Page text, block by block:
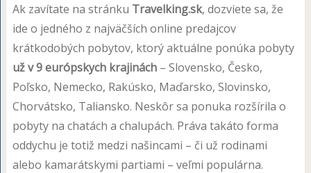
Ak zavítate na stránku Travelking.sk, dozviete sa, že
ide o jedného z najväčších online predajcov
krátkodobých pobytov, ktorý aktuálne ponúka pobyty
už v 9 európskych krajinách– Slovensko, Česko,
Poľsko, Nemecko, Rakúsko, Maďarsko, Slovinsko,
Chorvátsko, Taliansko. Neskôr sa ponuka rozšírila o
pobyty na chatách a chalupách. Práva takáto forma
oddychu je totiž medzi našincami – či už rodinami
alebo kamarátskymi partiami – veľmi populárna.